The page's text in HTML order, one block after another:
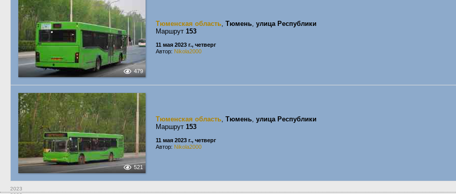
479
Тюменская область, Тюмень, улица Республики
Маршрут 153
11 мая 2023 г., четверг
Автор: Nikola2000
521
Тюменская область, Тюмень, улица Республики
Маршрут 153
11 мая 2023 г., четверг
Автор: Nikola2000
2023